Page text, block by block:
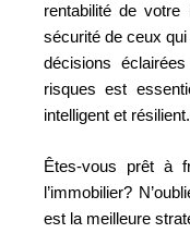
rentabilité de votre
sécurité de ceux
décisions
risques est
intelligent et résilient.
Êtes-vous prêt à
l’immobilier?
est la meilleure